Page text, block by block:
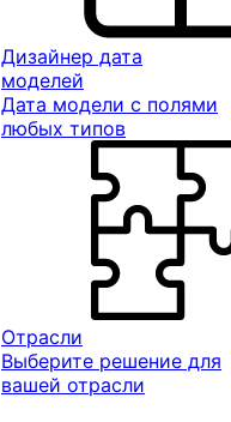
Дизайнер дата
моделей
Дата модели с полями
любых типов
Отрасли
Выберите решение для
вашей отрасли